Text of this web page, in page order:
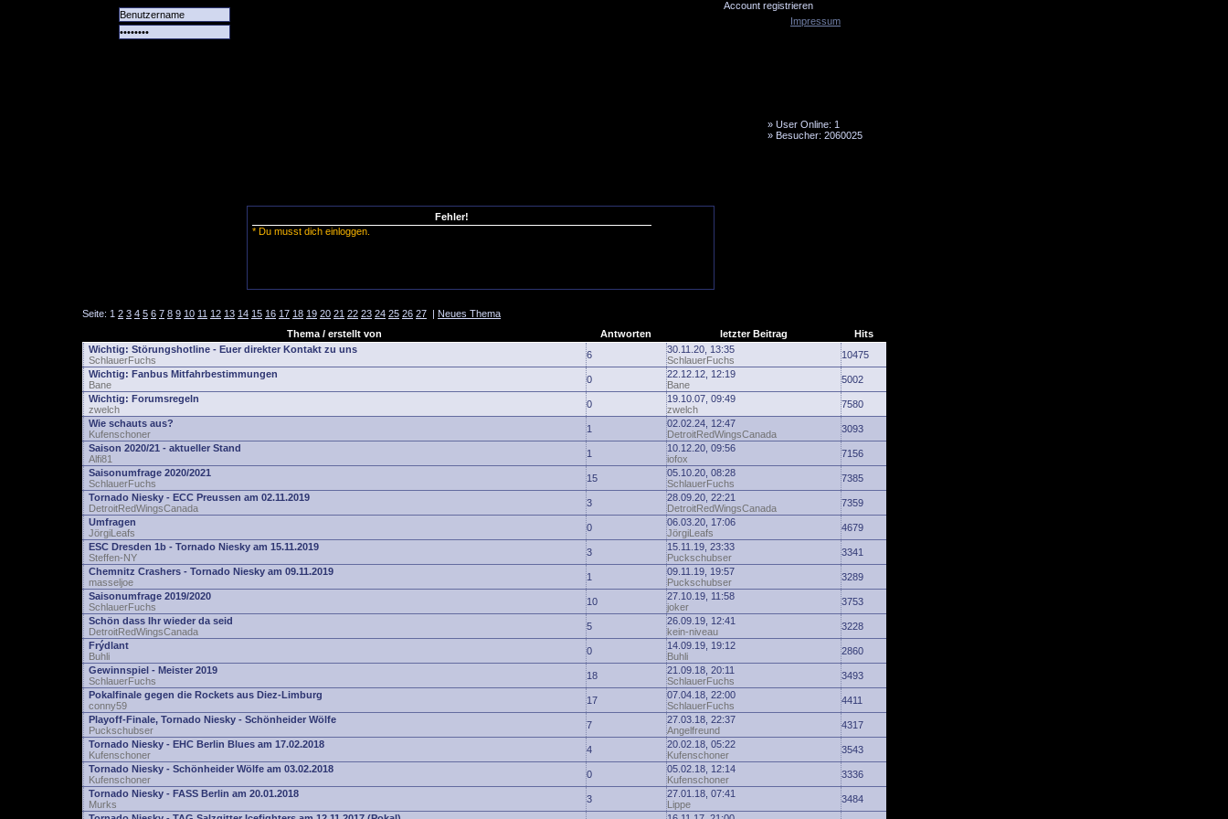
Account registrieren
» User Online: 1
» Besucher: 2060025
Fehler!
* Du musst dich einloggen.
Seite: 1 2 3 4 5 6 7 8 9 10 11 12 13 14 15 16 17 18 19 20 21 22 23 24 25 26 27 | Neues Thema
Thema / erstellt von
Antworten letzter Beitrag
Hits
Wichtig: Störungshotline - Euer direkter Kontakt zu uns
SchlauerFuchs
6
30.11.20, 13:35
SchlauerFuchs
10475
Wichtig: Fanbus Mitfahrbestimmungen
Bane
0
22.12.12, 12:19
Bane
5002
Wichtig: Forumsregeln
zwelch
0
19.10.07, 09:49
zwelch
7580
Wie schauts aus?
Kufenschoner
1
02.02.24, 12:47
DetroitRedWingsCanada
3093
Saison 2020/21 - aktueller Stand
Alfi81
1
10.12.20, 09:56
iofox
7156
Saisonumfrage 2020/2021
SchlauerFuchs
15
05.10.20, 08:28
SchlauerFuchs
7385
Tornado Niesky - ECC Preussen am 02.11.2019
DetroitRedWingsCanada
3
28.09.20, 22:21
DetroitRedWingsCanada
7359
Umfragen
JörgiLeafs
0
06.03.20, 17:06
JörgiLeafs
4679
ESC Dresden 1b - Tornado Niesky am 15.11.2019
Steffen-NY
3
15.11.19, 23:33
Puckschubser
3341
Chemnitz Crashers - Tornado Niesky am 09.11.2019
masseljoe
1
09.11.19, 19:57
Puckschubser
3289
Saisonumfrage 2019/2020
SchlauerFuchs
10
27.10.19, 11:58
joker
3753
Schön dass Ihr wieder da seid
DetroitRedWingsCanada
5
26.09.19, 12:41
kein-niveau
3228
Frýdlant
Buhli
0
14.09.19, 19:12
Buhli
2860
Gewinnspiel - Meister 2019
SchlauerFuchs
18
21.09.18, 20:11
SchlauerFuchs
3493
Pokalfinale gegen die Rockets aus Diez-Limburg
conny59
17
07.04.18, 22:00
SchlauerFuchs
4411
Playoff-Finale, Tornado Niesky - Schönheider Wölfe
Puckschubser
7
27.03.18, 22:37
Angelfreund
4317
Tornado Niesky - EHC Berlin Blues am 17.02.2018
Kufenschoner
4
20.02.18, 05:22
Kufenschoner
3543
Tornado Niesky - Schönheider Wölfe am 03.02.2018
Kufenschoner
0
05.02.18, 12:14
Kufenschoner
3336
Tornado Niesky - FASS Berlin am 20.01.2018
Murks
3
27.01.18, 07:41
Lippe
3484
Impressum